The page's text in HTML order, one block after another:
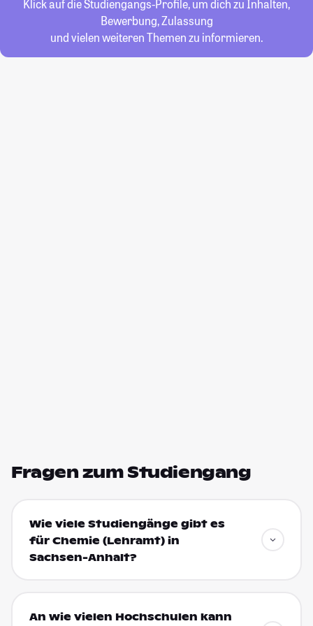
Klick auf die Studiengangs-Profile, um dich zu Inhalten,
Bewerbung, Zulassung
und vielen weiteren Themen zu informieren.
Fragen zum Studiengang
Wie viele Studiengänge gibt es
für Chemie (Lehramt) in
Sachsen-Anhalt?
An wie vielen Hochschulen kann